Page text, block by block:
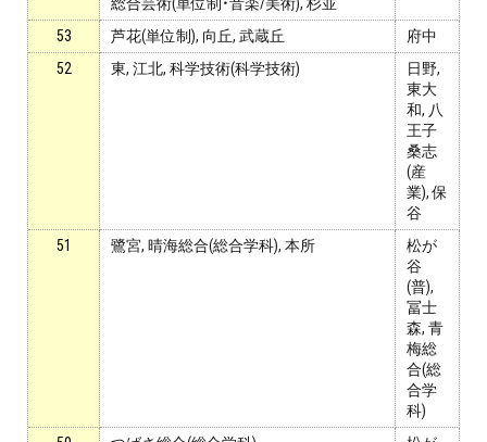
53
芦花(単位制), 向丘, 武蔵丘
府中
52
東, 江北, 科学技術(科学技術)
日野,
東大
和, 八
王子
桑志
(産
業), 保
谷
51
鷺宮, 晴海総合(総合学科), 本所
松が
谷
(普),
冨士
森, 青
梅総
合(総
合学
科)